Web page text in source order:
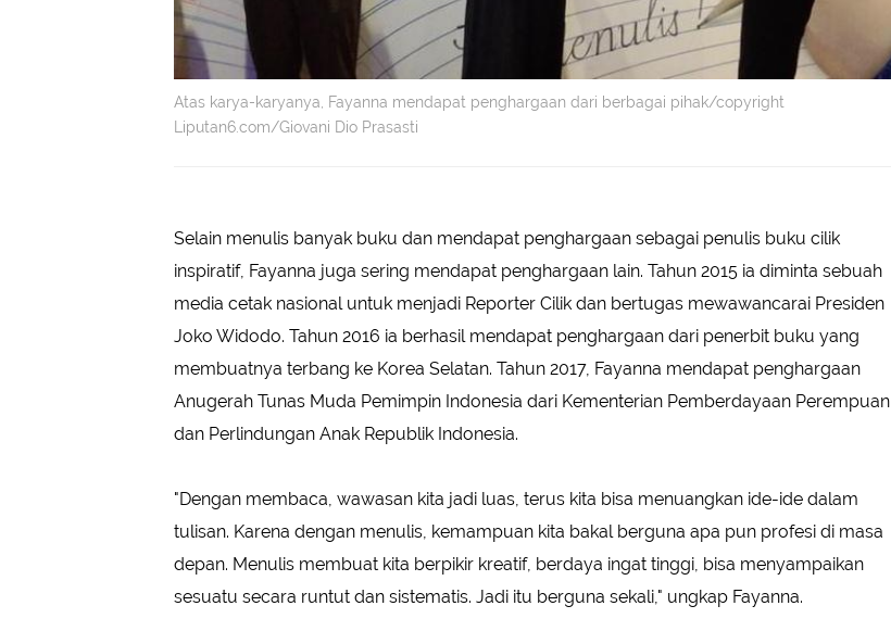
Atas karya-karyanya, Fayanna mendapat penghargaan dari berbagai pihak/copyright
Liputan6.com/Giovani Dio Prasasti
Selain menulis banyak buku dan mendapat penghargaan sebagai penulis buku cilik
inspiratif, Fayanna juga sering mendapat penghargaan lain. Tahun 2015 ia diminta sebuah
media cetak nasional untuk menjadi Reporter Cilik dan bertugas mewawancarai Presiden
Joko Widodo. Tahun 2016 ia berhasil mendapat penghargaan dari penerbit buku yang
membuatnya terbang ke Korea Selatan. Tahun 2017, Fayanna mendapat penghargaan
Anugerah Tunas Muda Pemimpin Indonesia dari Kementerian Pemberdayaan Perempuan
dan Perlindungan Anak Republik Indonesia.
"Dengan membaca, wawasan kita jadi luas, terus kita bisa menuangkan ide-ide dalam
tulisan. Karena dengan menulis, kemampuan kita bakal berguna apa pun profesi di masa
depan. Menulis membuat kita berpikir kreatif, berdaya ingat tinggi, bisa menyampaikan
sesuatu secara runtut dan sistematis. Jadi itu berguna sekali," ungkap Fayanna.